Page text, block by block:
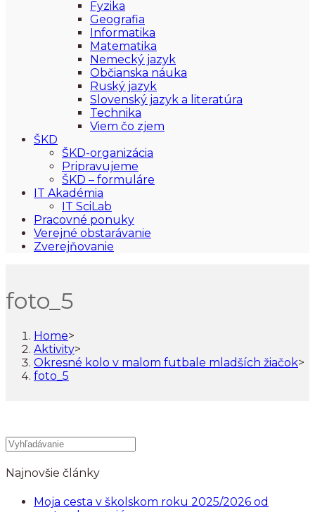
Fyzika
Geografia
Informatika
Matematika
Nemecký jazyk
Občianska náuka
Ruský jazyk
Slovenský jazyk a literatúra
Technika
Viem čo zjem
ŠKD
ŠKD-organizácia
Pripravujeme
ŠKD – formuláre
IT Akadémia
IT SciLab
Pracovné ponuky
Verejné obstarávanie
Zverejňovanie
foto_5
Home>
Aktivity>
Okresné kolo v malom futbale mladších žiačok>
foto_5
Najnovšie články
Moja cesta v školskom roku 2025/2026 od